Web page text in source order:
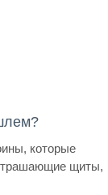
которые
щиты,